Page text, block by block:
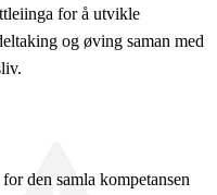
for å utvikle
og øving saman med
den samla kompetansen